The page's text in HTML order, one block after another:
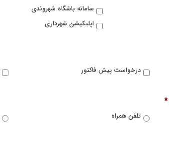
سامانه باشگاه شهروندی
اپلیکیشن شهرداری
درخواست پیش فاکتور
*
تلفن همراه